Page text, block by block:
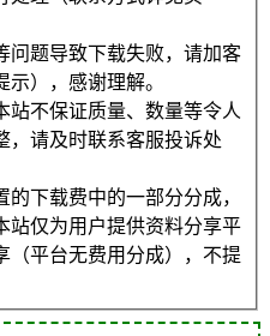
题导致下载失败，请加客
），感谢理解。
不保证质量、数量等令人
，请及时联系客服投诉处
下载费中的一部分分成，
站仅为用户提供资料分享平
（平台无费用分成），不提